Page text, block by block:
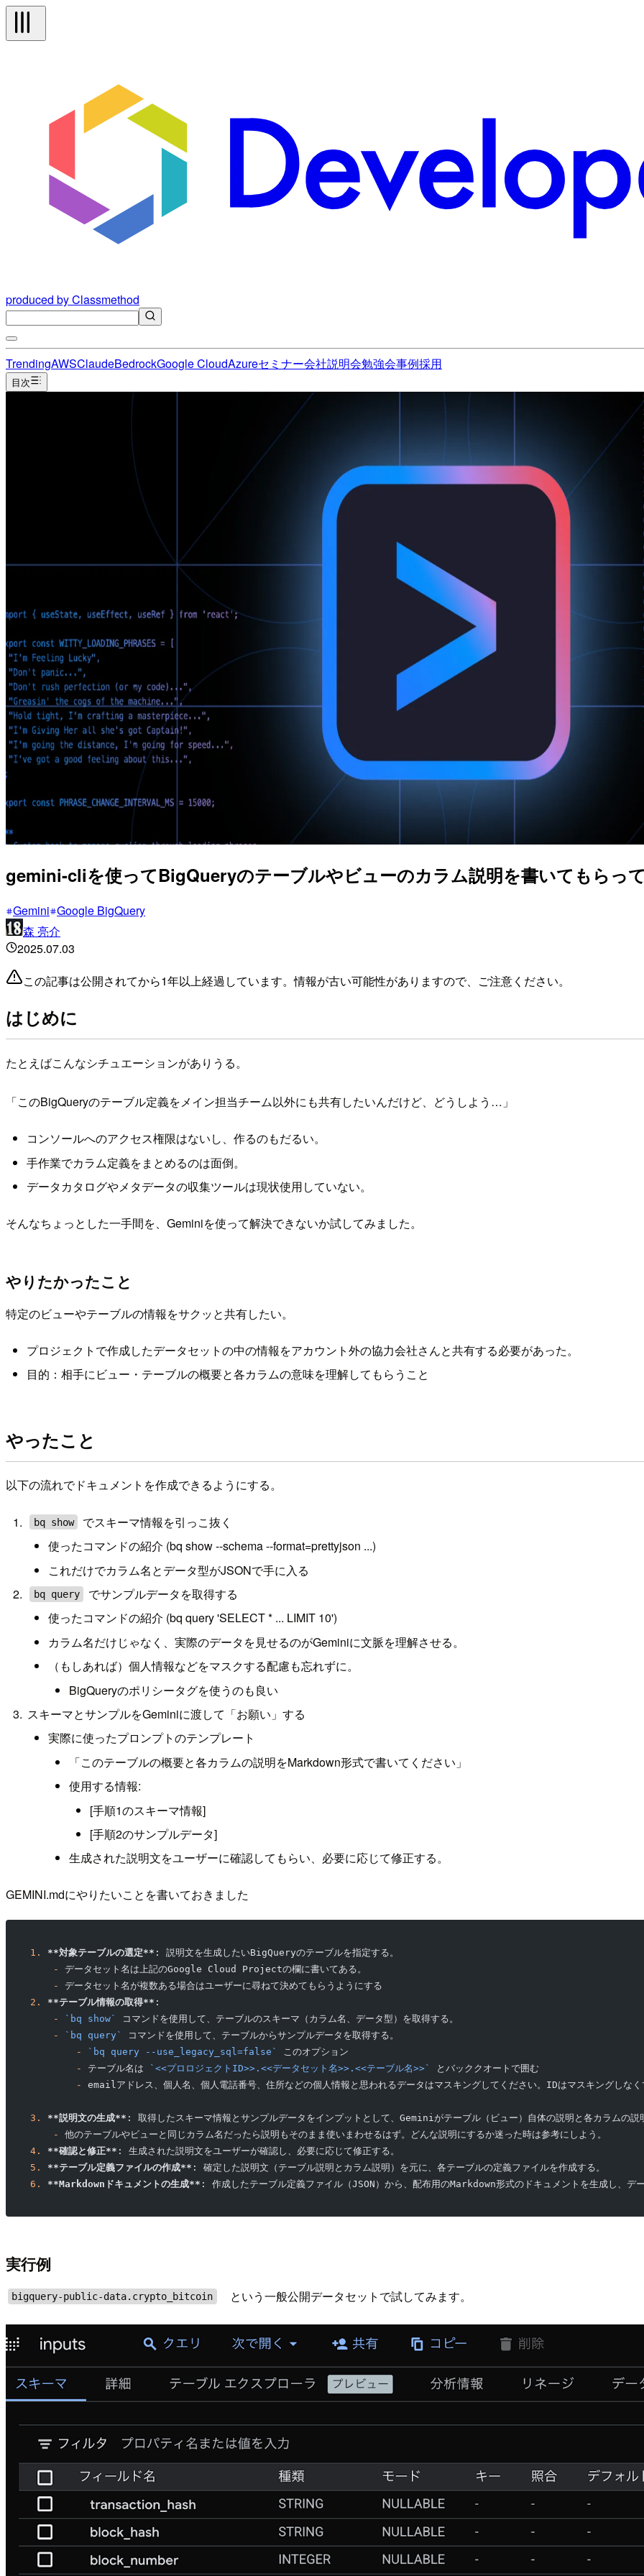
produced by Classmethod
TrendingAWSClaudeBedrockGoogle CloudAzureセミナー会社説明会勉強会事例採用
目次
gemini-cliを使ってBigQueryのテーブルやビューのカラム説明を書いてもらっ
Gemini Google BigQuery
森 亮介
2025.07.03
この記事は公開されてから1年以上経過しています。情報が古い可能性がありますので、ご注意ください。
はじめに
たとえばこんなシチュエーションがありうる。
「このBigQueryのテーブル定義をメイン担当チーム以外にも共有したいんだけど、どうしよう…」
コンソールへのアクセス権限はないし、作るのもだるい。
手作業でカラム定義をまとめるのは面倒。
データカタログやメタデータの収集ツールは現状使用していない。
そんなちょっとした一手間を、Geminiを使って解決できないか試してみました。
やりたかったこと
特定のビューやテーブルの情報をサクッと共有したい。
プロジェクトで作成したデータセットの中の情報をアカウント外の協力会社さんと共有する必要があった。
目的：相手にビュー・テーブルの概要と各カラムの意味を理解してもらうこと
やったこと
以下の流れでドキュメントを作成できるようにする。
bq show
でスキーマ情報を引っこ抜く
使ったコマンドの紹介 (bq show --schema --format=prettyjson ...)
これだけでカラム名とデータ型がJSONで手に入る
bq query
でサンプルデータを取得する
使ったコマンドの紹介 (bq query 'SELECT * ... LIMIT 10')
カラム名だけじゃなく、実際のデータを見せるのがGeminiに文脈を理解させる。
（もしあれば）個人情報などをマスクする配慮も忘れずに。
BigQueryのポリシータグを使うのも良い
スキーマとサンプルをGeminiに渡して「お願い」する
実際に使ったプロンプトのテンプレート
「このテーブルの概要と各カラムの説明をMarkdown形式で書いてください」
使用する情報:
[手順1のスキーマ情報]
[手順2のサンプルデータ]
生成された説明文をユーザーに確認してもらい、必要に応じて修正する。
GEMINI.mdにやりたいことを書いておきました
1. **対象テーブルの選定** : 説明文を生成したいBigQueryのテーブルを指定する。
    -
データセット名は上記のGoogle Cloud Projectの欄に書いてある。
    -
データセット名が複数ある場合はユーザーに尋ねて決めてもらうようにする
2.
**テーブル情報の取得** :
    -
`bq show`
コマンドを使用して、テーブルのスキーマ（カラム名、データ型）を取得する。
    -
`bq query`
コマンドを使用して、テーブルからサンプルデータを取得する。
        -
`bq query --use_legacy_sql=false`
このオプション
        -
テーブル名は `<<プロロジェクトID>>.<<データセット名>>.<<テーブル名>>`
とバッククオートで囲む
        -
emailアドレス、個人名、個人電話番号、住所などの個人情報と思われるデータはマスキングしてください。IDはマスキングしなく
3. **説明文の生成** : 取得したスキーマ情報とサンプルデータをインプットとして、Geminiがテーブル（ビュー）自体の説明と各カラムの説
    -
他のテーブルやビューと同じカラム名だったら説明もそのまま使いまわせるはず。どんな説明にするか迷った時は参考にしよう。
4.
**確認と修正** : 生成された説明文をユーザーが確認し、必要に応じて修正する。
5.
**テーブル定義ファイルの作成** : 確定した説明文（テーブル説明とカラム説明）を元に、各テーブルの定義ファイルを作成する。
6.
**Markdownドキュメントの生成** : 作成したテーブル定義ファイル（JSON）から、配布用のMarkdown形式のドキュメントを生成し、デ
実行例
bigquery-public-data.crypto_bitcoin という一般公開データセットで試してみます。